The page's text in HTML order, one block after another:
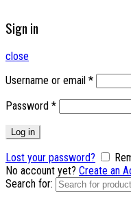
Sign in
close
Username or email *
Password *
Log in
Lost your password?
No account yet? Create an
Search for: